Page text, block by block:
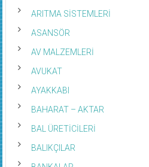
ARITMA SİSTEMLERİ
ASANSÖR
AV MALZEMLERİ
AVUKAT
AYAKKABI
BAHARAT – AKTAR
BAL ÜRETİCİLERİ
BALIKÇILAR